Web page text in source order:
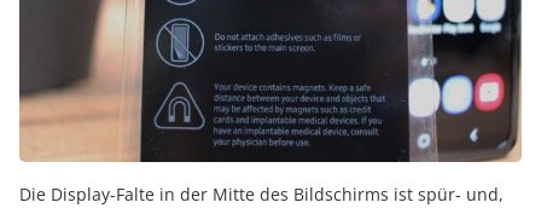
Die Display-Falte in der Mitte des Bildschirms ist spür- und,